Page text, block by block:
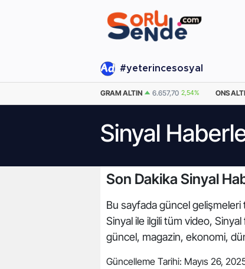
#yeterincesosyal
GRAM ALTIN 6.657,70 2,54% ONS
Sinyal
Son Dakika Sinyal
Bu sayfada güncel gelişmeleri
Sinyal ile ilgili tüm video,
güncel, magazin, ekonomi,
Güncelleme Tarihi: Mayıs 26,